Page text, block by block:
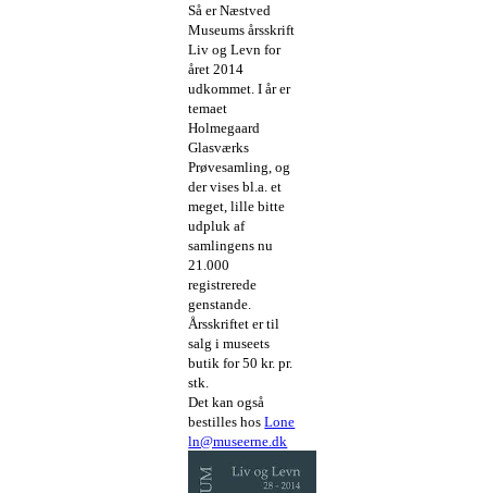
Så er Næstved
Museums årsskrift
Liv og Levn for
året 2014
udkommet. I år er
temaet
Holmegaard
Glasværks
Prøvesamling, og
der vises bl.a. et
meget, lille bitte
udpluk af
samlingens nu
21.000
registrerede
genstande.
Årsskriftet er til
salg i museets
butik for 50 kr. pr.
stk.
Det kan også
bestilles hosLone
ln@museerne.dk